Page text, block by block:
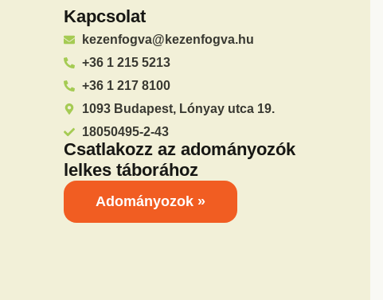
Kapcsolat
kezenfogva@kezenfogva.hu
+36 1 215 5213
+36 1 217 8100
1093 Budapest, Lónyay utca 19.
18050495-2-43
Csatlakozz az adományozók
lelkes táborához
Adományozok »